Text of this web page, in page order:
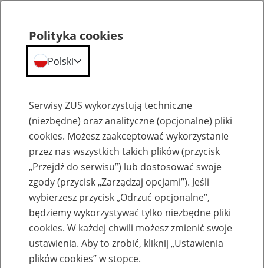
Przepraszamy,
podana strona nie została znaleziona.
Błąd 404
Przejdź do strony głównej
Polityka cookies
Polski
Serwisy ZUS wykorzystują techniczne
(niezbędne) oraz analityczne (opcjonalne) pliki
cookies. Możesz zaakceptować wykorzystanie
przez nas wszystkich takich plików (przycisk
„Przejdź do serwisu”) lub dostosować swoje
zgody (przycisk „Zarządzaj opcjami”). Jeśli
wybierzesz przycisk „Odrzuć opcjonalne”,
będziemy wykorzystywać tylko niezbędne pliki
cookies. W każdej chwili możesz zmienić swoje
ustawienia. Aby to zrobić, kliknij „Ustawienia
plików cookies” w stopce.